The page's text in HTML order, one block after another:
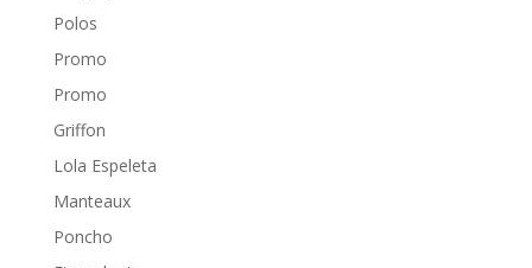
Polos
Promo
Promo
Griffon
Lola Espeleta
Manteaux
Poncho